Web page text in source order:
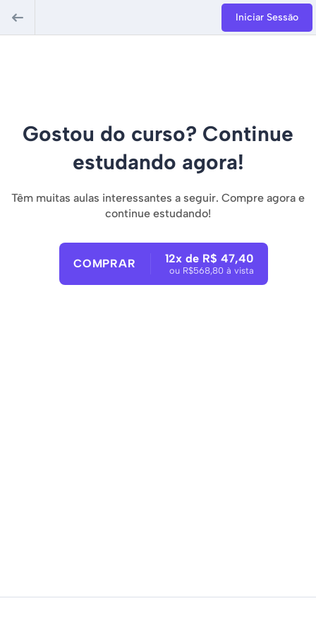
Iniciar Sessão
Gostou do curso? Continue
estudando agora!
Têm muitas aulas interessantes a seguir. Compre agora e
continue estudando!
COMPRAR 12x de R$ 47,40
ou R$568,80 à vista